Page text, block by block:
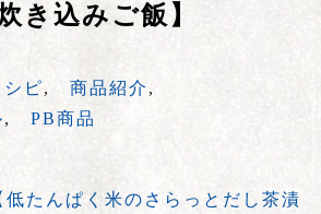
き込みご飯】
ピ, 商品紹介,
, PB商品
低たんぱく米のさらっとだし茶漬